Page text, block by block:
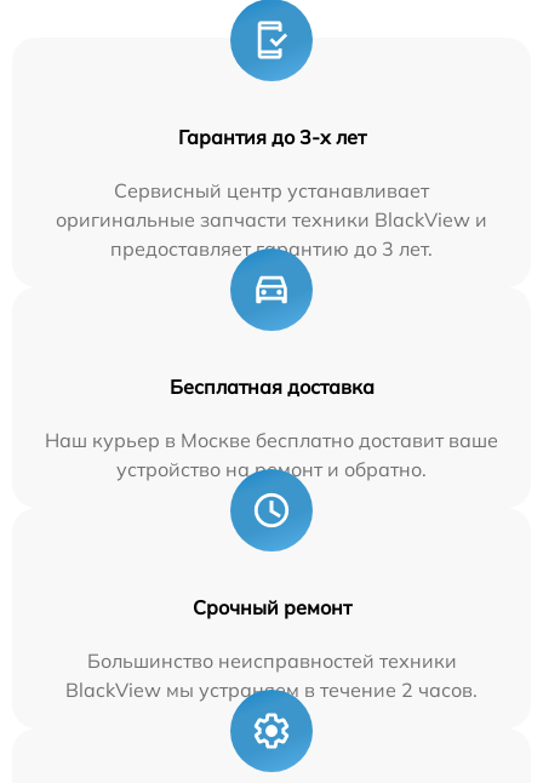
Гарантия до 3-х лет
Сервисный центр устанавливает
оригинальные запчасти техники BlackView и
предоставляет гарантию до 3 лет.
Бесплатная доставка
Наш курьер в Москве бесплатно доставит ваше
устройство на ремонт и обратно.
Срочный ремонт
Большинство неисправностей техники
BlackView мы устраняем в течение 2 часов.